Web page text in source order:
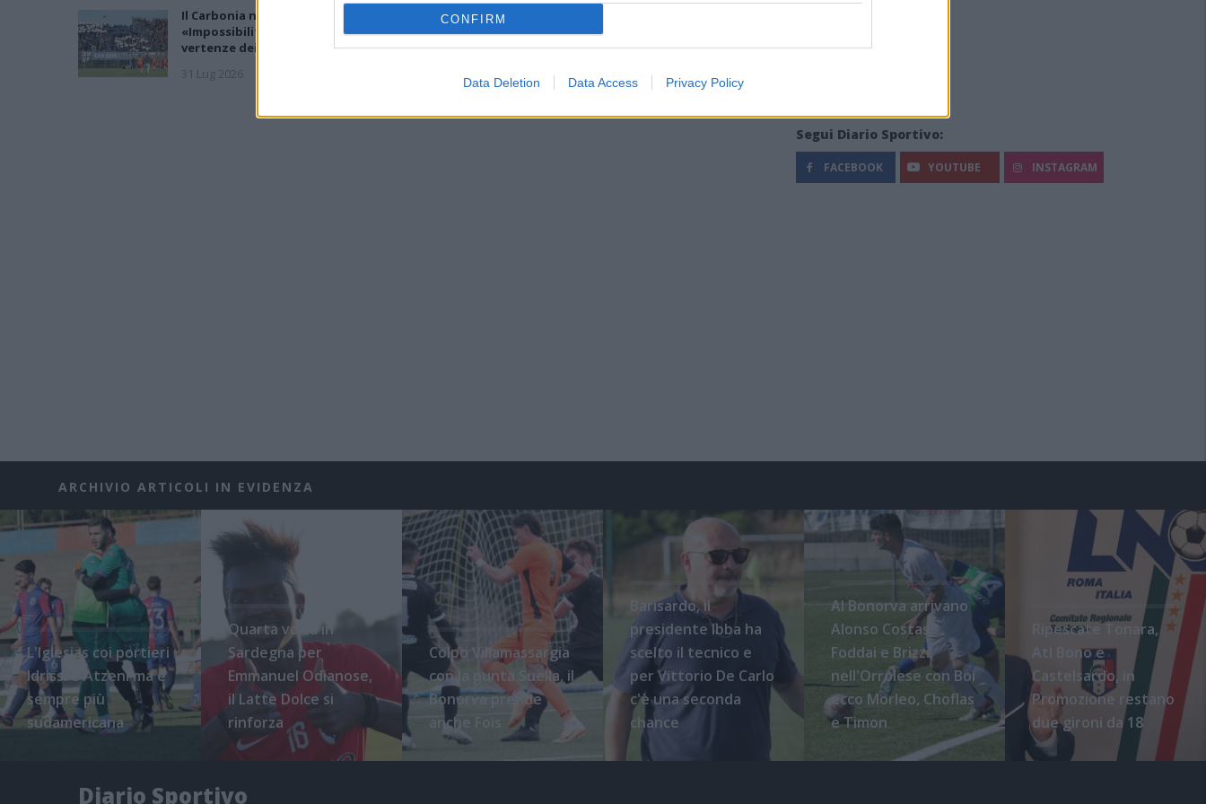
CONFIRM
Data Deletion Data Access Privacy Policy
Il Carbonia non si iscrive, Meloni:
«Impossibilitati nel far fronte alle
vertenze dei giocatori»
31 Lug 2026
Francesco Cattide è il nuovo tecnico
Segui Diario Sportivo:
FACEBOOK YOUTUBE INSTAGRAM
ARCHIVIO ARTICOLI IN EVIDENZA
L'Iglesias coi portieri
Idrissi e Atzeni ma è
sempre più
sudamericana
Quarta volta in
Sardegna per
Emmanuel Odianose,
il Latte Dolce si
rinforza
Colpo Villamassargia
con la punta Suella, il
Bonorva prende
anche Fois
Barisardo, il
presidente Ibba ha
scelto il tecnico e
per Vittorio De Carlo
c'è una seconda
chance
Al Bonorva arrivano
Alonso Costas,
Foddai e Brizzi,
nell'Orrolese con Boi
ecco Morleo, Choflas
e Timon
Ripescate Tonara,
Atl Bono e
Castelsardo, in
Promozione restano
due gironi da 18
Diario Sportivo